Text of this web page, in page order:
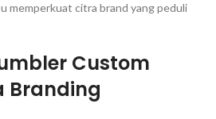
memperkuat citra brand yang peduli
Custom
Branding